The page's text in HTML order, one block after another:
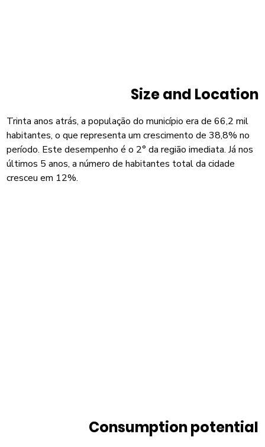
Size and Location
Trinta anos atrás, a população do município era de 66,2 mil
habitantes, o que representa um crescimento de 38,8% no
período. Este desempenho é o 2° da região imediata. Já nos
últimos 5 anos, a número de habitantes total da cidade
cresceu em 12%.
Consumption potential